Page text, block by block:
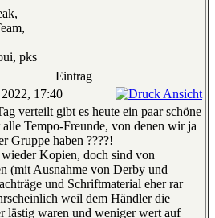
pks
Eintrag
17:40
verteilt gibt es heute ein paar schöne
alle Tempo-Freunde, von denen wir ja
Gruppe haben ????!
Kopien, doch sind von
(mit Ausnahme von Derby und
und Schriftmaterial eher rar
weil dem Händler die
lästig waren und weniger wert auf